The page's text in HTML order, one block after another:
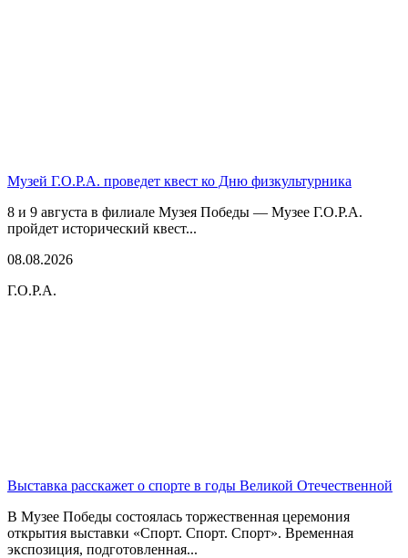
Музей Г.О.Р.А. проведет квест ко Дню физкультурника
8 и 9 августа в филиале Музея Победы — Музее Г.О.Р.А.
пройдет исторический квест...
08.08.2026
Г.О.Р.А.
Выставка расскажет о спорте в годы Великой Отечественной
В Музее Победы состоялась торжественная церемония
открытия выставки «Спорт. Спорт. Спорт». Временная
экспозиция, подготовленная...